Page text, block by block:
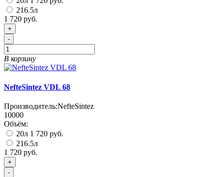
216.5л
1 720 руб.
+
-
В корзину
NefteSintez VDL 68
Производитель:NefteSintez
10000
Объём:
20л 1 720 руб.
216.5л
1 720 руб.
+
-